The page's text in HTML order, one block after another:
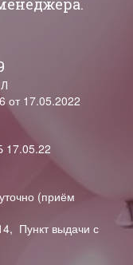
от 17.05.2022
17.05.22
(приём
Пункт выдачи с